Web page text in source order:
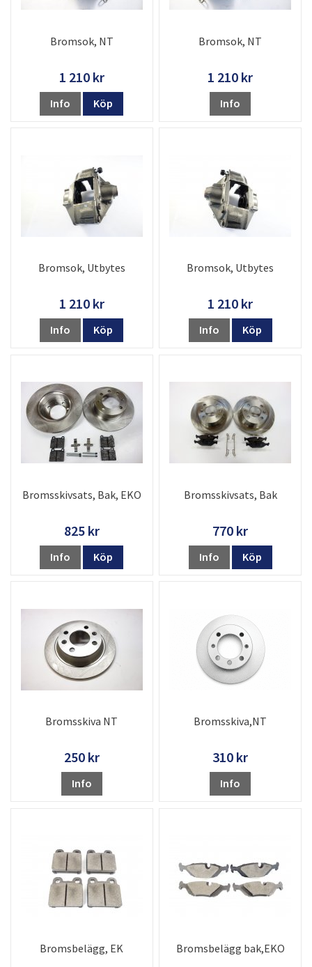
Bromsok, NT
1 210 kr
Info Köp
Bromsok, NT
1 210 kr
Info
Bromsok, Utbytes
1 210 kr
Info Köp
Bromsok, Utbytes
1 210 kr
Info Köp
Bromsskivsats, Bak, EKO
825 kr
Info Köp
Bromsskivsats, Bak
770 kr
Info Köp
Bromsskiva NT
250 kr
Info
Bromsskiva,NT
310 kr
Info
Bromsbelägg, EK Bromsbelägg bak,EKO